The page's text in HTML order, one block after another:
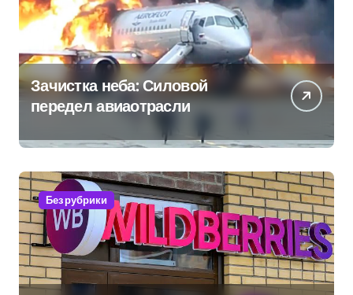
Зачистка неба: Силовой
передел авиаотрасли
Без рубрики